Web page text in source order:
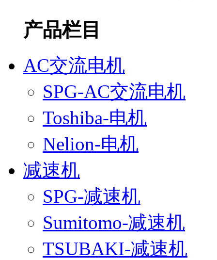
产品栏目
AC交流电机
SPG-AC交流电机
Toshiba-电机
Nelion-电机
减速机
SPG-减速机
Sumitomo-减速机
TSUBAKI-减速机